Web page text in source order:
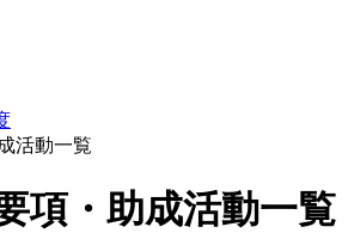
活動一覧
項・助成活動一覧